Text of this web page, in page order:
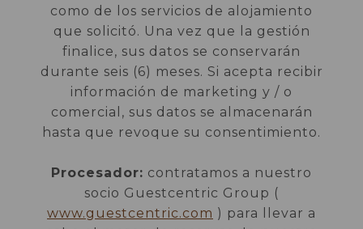
como de los servicios de alojamiento
que solicitó. Una vez que la gestión
finalice, sus datos se conservarán
durante seis (6) meses. Si acepta recibir
información de marketing y / o
comercial, sus datos se almacenarán
hasta que revoque su consentimiento.
Procesador: contratamos a nuestro
socio Guestcentric Group (
www.guestcentric.com ) para llevar a